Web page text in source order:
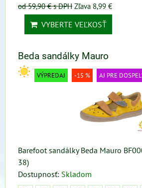
od 59,90 €s DPH Zľava 8,99 €
VYBERTE VEĽKOSŤ
Beda sandálky Mauro
VÝPREDAJ -15 % AJ PRE
Barefoot sandálky Beda Mauro
38)
Dostupnosť: Skladom